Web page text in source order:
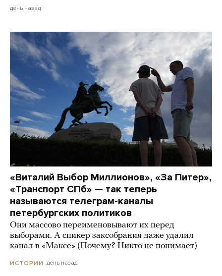
день назад
«Виталий Выбор Миллионов», «За Питер»,
«Транспорт СПб» — так теперь
называются телеграм-каналы
петербургских политиков
Они массово переименовывают их перед
выборами. А спикер заксобрания даже удалил
канал в «Максе» (Почему? Никто не понимает)
ИСТОРИИ день назад